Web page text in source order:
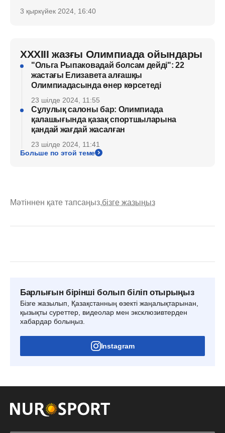
3 қыркүйек 2024, 16:40
XXXIII жазғы Олимпиада ойындары
"Ольга Рыпаковадай болсам дейді": 22
жастағы Елизавета алғашқы
Олимпиадасында өнер көрсетеді
23 шілде 2024, 11:55
Сұлулық салоны бар: Олимпиада
қалашығында қазақ спортшыларына
қандай жағдай жасалған
23 шілде 2024, 11:41
Больше по этой теме
Мәтіннен қате тапсаңыз,бізге жазыңыз
Барлығын бірінші болып біліп отырыңыз
Бізге жазылып, Қазақстанның өзекті жаңалықтарынан,
қызықты суреттер, видеолар мен эксклюзивтерден
хабардар болыңыз.
Instagram